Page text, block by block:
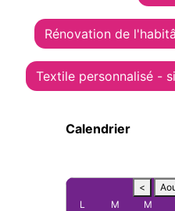
Rénovation de
Textile personnalisé -
Calendrier
<
L
M M